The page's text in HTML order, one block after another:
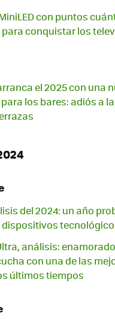
MiniLED con puntos
conquistar los
el 2025 con una
los bares: adiós a
del 2024: un año
dispositivos
análisis:
con una de las
últimos tiempos